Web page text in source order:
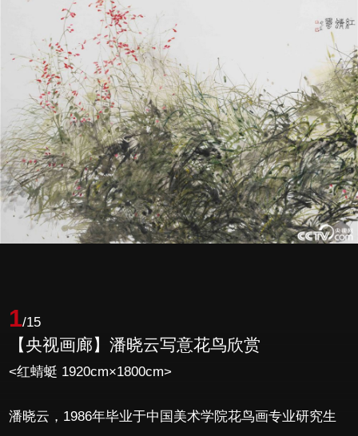
1/15
【央视画廊】潘晓云写意花鸟欣赏
<红蜻蜓 1920cm×1800cm>
潘晓云，1986年毕业于中国美术学院花鸟画专业研究生